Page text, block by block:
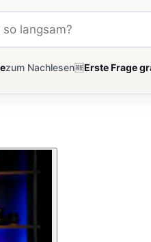
zum Nachlesen🆓Erste Frage